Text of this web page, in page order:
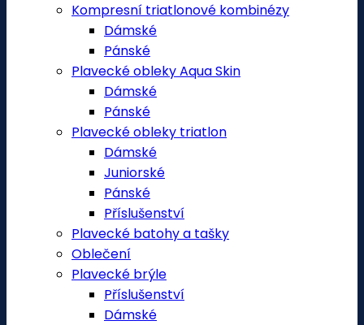
Kompresní triatlonové kombinézy
Dámské
Pánské
Plavecké obleky Aqua Skin
Dámské
Pánské
Plavecké obleky triatlon
Dámské
Juniorské
Pánské
Příslušenství
Plavecké batohy a tašky
Oblečení
Plavecké brýle
Příslušenství
Dámské